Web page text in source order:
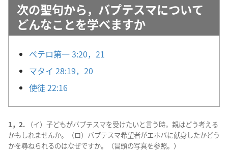
次の聖句から，バプテスマについて
どんなことを学べますか
ペテロ第一 3:20，21
マタイ 28:19，20
使徒 22:16
1，2. （イ）子どもがバプテスマを受けたいと言う時，親はどう考える
かもしれませんか。（ロ）バプテスマ希望者がエホバに献身したかどう
かを尋ねられるのはなぜですか。（冒頭の写真を参照。）